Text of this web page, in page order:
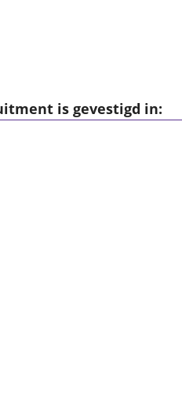
is gevestigd in: